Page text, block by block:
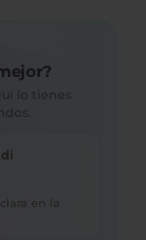
lo tienes
en la